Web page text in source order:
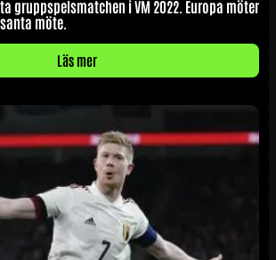
gruppspelsmatchen i VM 2022. Europa möter
möte.
Läs mer